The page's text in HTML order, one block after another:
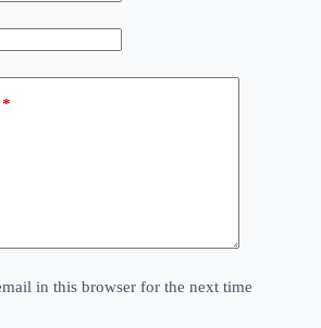
*
in this browser for the next time